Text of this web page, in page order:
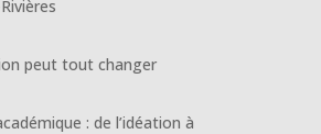
peut tout changer
: de l’idéation à